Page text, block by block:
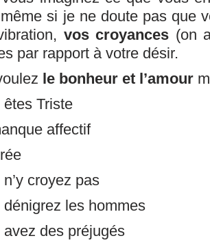
si je ne doute pas que
vos croyances (on
par rapport à votre désir.
le bonheur et l’amour
êtes Triste
affectif
croyez pas
dénigrez les hommes
avez des préjugés